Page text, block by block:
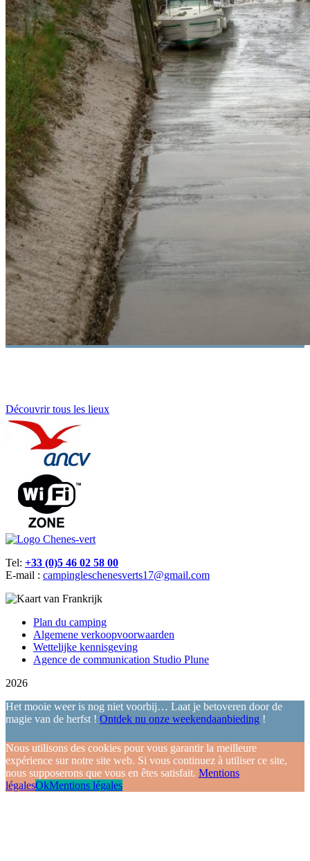
Découvrir tous les lieux
Tel: +33 (0)5 46 02 58 00
E-mail : campingleschenesverts17@gmail.com
Plan du camping
Algemene verkoopvoorwaarden
Wettelijke kennisgeving
Agence de communication Studio Plune
2026
Het mooie weer is nog niet voorbij… Laat je betoveren door de
magie van de herfst ! Ontdek nu onze weekendaanbieding !
Nous utilisons des cookies pour vous garantir la meilleure
expérience sur notre site web. Si vous continuez à utiliser ce site,
nous supposerons que vous en êtes satisfait. Mentions
légalesOkMentions légales